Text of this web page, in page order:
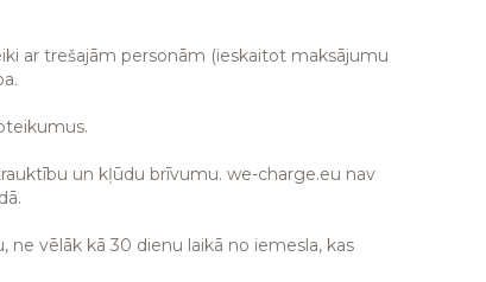
ar trešajām personām (ieskaitot maksājumu
un kļūdu brīvumu. we-charge.eu nav
vēlāk kā 30 dienu laikā no iemesla, kas